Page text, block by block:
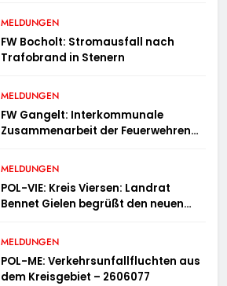
MELDUNGEN
FW Bocholt: Stromausfall nach
Trafobrand in Stenern
MELDUNGEN
FW Gangelt: Interkommunale
Zusammenarbeit der Feuerwehren
Gangelt
MELDUNGEN
POL-VIE: Kreis Viersen: Landrat
Bennet Gielen begrüßt den neuen
MELDUNGEN
POL-ME: Verkehrsunfallfluchten aus
dem Kreisgebiet – 2606077